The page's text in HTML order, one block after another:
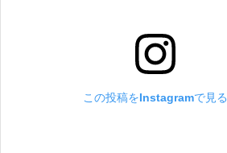
この投稿をInstagramで見る